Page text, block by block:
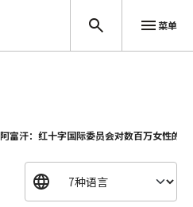
菜单
阿富汗：红十字国际委员会对数百万女性的